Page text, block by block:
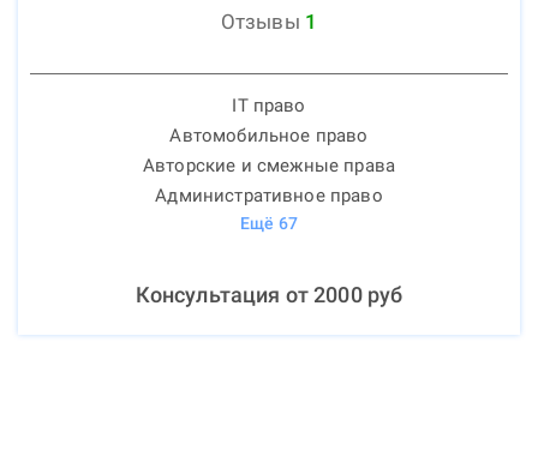
Отзывы 1
IT право
Автомобильное право
Авторские и смежные права
Административное право
Ещё 67
Консультация от2000руб